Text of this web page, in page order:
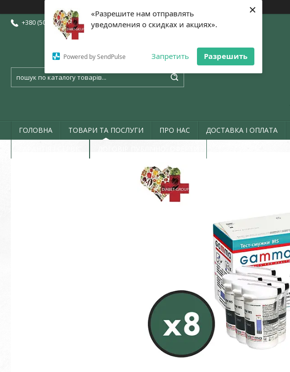
«Разрешите нам отправлять
уведомления о скидках и акциях».
Powered by SendPulse Запретить Разрешить
×
+380 (50) 773-07-72 +380 (73) 773-07-72 +380 (97) 773-07-72
ГОЛОВНА ТОВАРИ ТА ПОСЛУГИ ПРО НАС ДОСТАВКА І ОПЛАТА